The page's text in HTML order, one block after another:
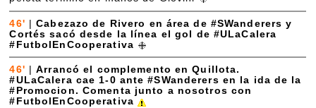
46' |Cabezazo de Rivero en área de #SWanderers y
Cortés sacó desde la línea el gol de #ULaCalera
#FutbolEnCooperativa
46' |Arrancó el complemento en Quillota.
#ULaCalera cae 1-0 ante #SWanderers en la ida de la
#Promocion. Comenta junto a nosotros con
#FutbolEnCooperativa